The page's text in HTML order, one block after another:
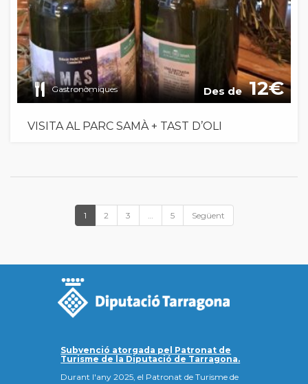
Gastronòmiques Des de 12
VISITA AL PARC SAMÀ + TAST D’OLI
1 2 3 … 5 Següent
Subvenció atorgada pel Patronat de
Turisme de la Diputació de Tarragona.
Durant l'any 2025, el Patronat de Turisme de